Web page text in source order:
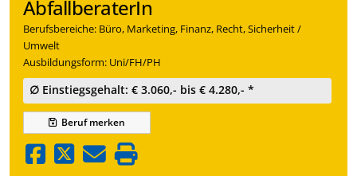
AbfallberaterIn
Berufsbereiche: Büro, Marketing, Finanz, Recht, Sicherheit /
Umwelt
Ausbildungsform: Uni/FH/PH
∅ Einstiegsgehalt: € 3.060,- bis € 4.280,- *
Berufmerken